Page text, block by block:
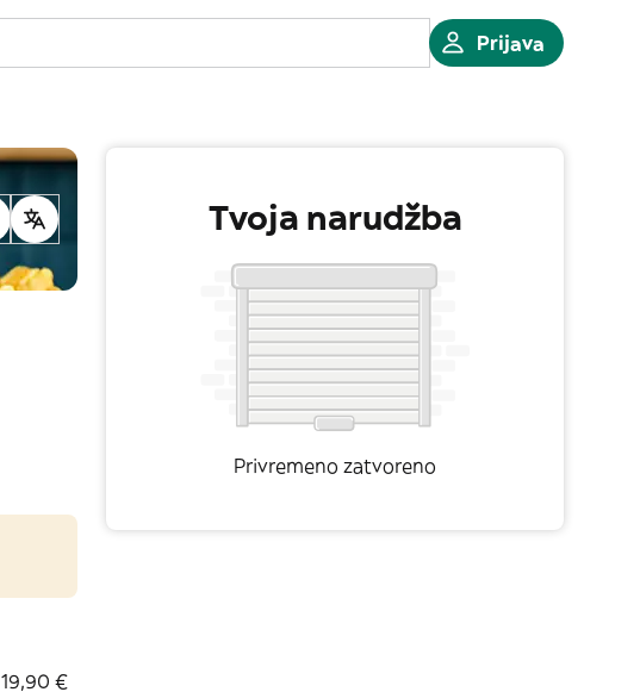
Prijava
19,90 €
Tvoja narudžba
Privremeno zatvoreno